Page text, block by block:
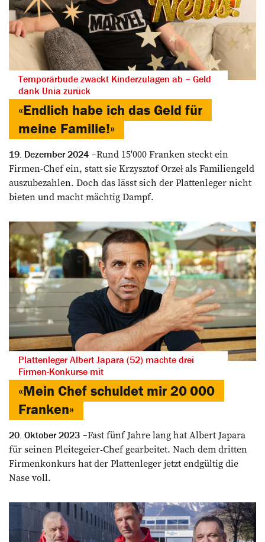
Temporärbude zwackt Kinderzulagen ab – Geld
dank Unia zurück
«Endlich habe ich das Geld für
meine Familie!»
19. Dezember 2024
Rund 15'000 Franken steckt ein
Firmen-Chef ein, statt sie Krzysztof Orzeł als Familiengeld
auszubezahlen. Doch das lässt sich der Plattenleger nicht
bieten und macht mächtig Dampf.
Plattenleger Albert Japara (52) machte drei
Firmen-Konkurse mit
«Mein Chef schuldet mir 20 000
Franken»
20. Oktober 2023
Fast fünf Jahre lang hat ­Albert Japara
für seinen ­Pleitegeier-Chef gearbeitet. Nach dem dritten
Firmen­konkurs hat der Plattenleger jetzt endgültig die
Nase voll.